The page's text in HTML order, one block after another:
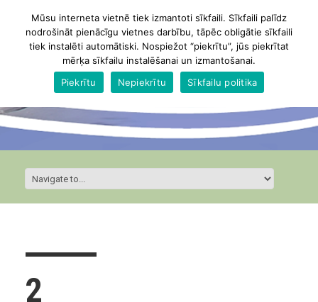
2
Mūsu interneta vietnē tiek izmantoti sīkfaili. Sīkfaili palīdz
nodrošināt pienācīgu vietnes darbību, tāpēc obligātie sīkfaili
tiek instalēti automātiski. Nospiežot “piekrītu”, jūs piekrītat
mērķa sīkfailu instalēšanai un izmantošanai.
Piekrītu
Nepiekrītu Sīkfailu politika